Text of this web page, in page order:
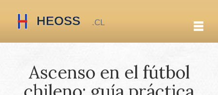
Ascenso en el fútbol